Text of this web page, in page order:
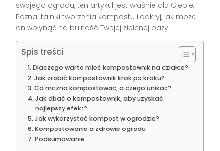
swojego ogrodu, ten artykuł jest właśnie dla Ciebie.
Poznaj tajniki tworzenia kompostu i odkryj, jak może
on wpłynąć na bujność Twojej zielonej oazy.
Spis treści
Dlaczego warto mieć kompostownik na działce?
Jak zrobić kompostownik krok po kroku?
Co można kompostować, a czego unikać?
Jak dbać o kompostownik, aby uzyskać
najlepszy efekt?
Jak wykorzystać kompost w ogrodzie?
Kompostowanie a zdrowie ogrodu
Podsumowanie